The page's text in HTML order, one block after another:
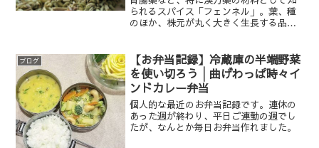
られるスパイス「フェンネル」。葉、種
のほか、株元が丸く大きく生長する品種
ード）」の魅力をご紹介します。
ブログ
【お弁当記録】冷蔵庫の半端野菜
を使い切ろう│曲げわっぱ時々イ
ンドカレー弁当
個人的な最近のお弁当記録です。連休の
あった週が終わり、平日ご連勤の週でし
たが、なんとか毎日お弁当作れました。